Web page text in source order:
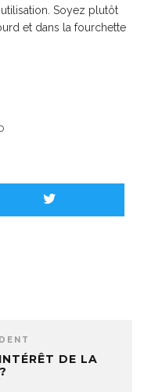
Soyez plutôt
et dans la fourchette
DE LA